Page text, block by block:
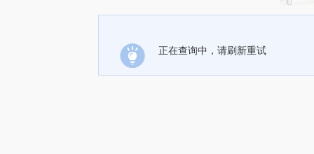
正在查询中，请刷新重试